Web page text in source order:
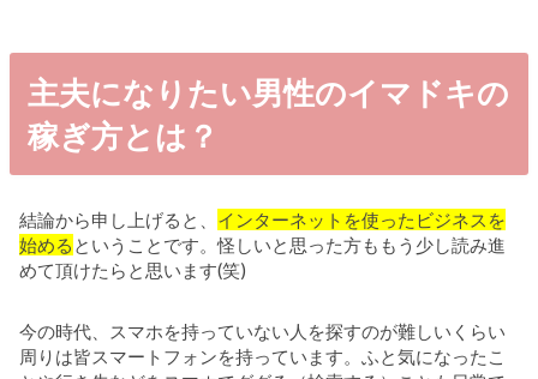
主夫になりたい男性のイマドキの
稼ぎ方とは？
結論から申し上げると、 インターネットを使ったビジネスを
始める ということです。怪しいと思った方ももう少し読み進
めて頂けたらと思います(笑)
今の時代、スマホを持っていない人を探すのが難しいくらい
周りは皆スマートフォンを持っています。ふと気になったこ